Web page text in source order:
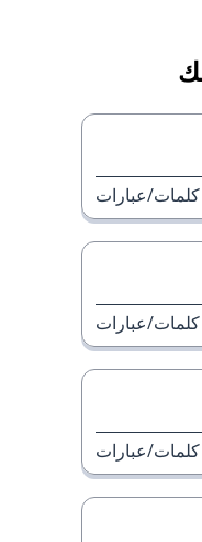
كلمات/عبارات
كلمات/عبارات
كلمات/عبارات